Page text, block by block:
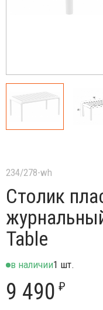
234/278-wh
Столик
Table
в наличии1 шт.
9 490 ₽